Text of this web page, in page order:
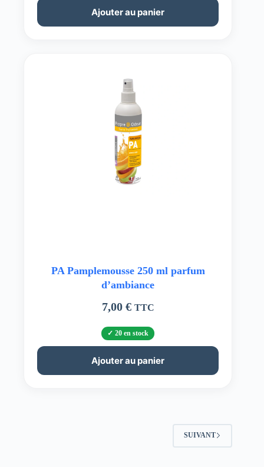
Ajouter au panier
PA Pamplemousse 250 ml parfum
d’ambiance
7,00 € TTC
20 en stock
Ajouter au panier
SUIVANT